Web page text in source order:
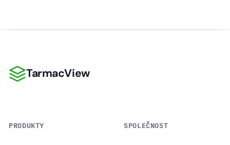
TarmacView
TarmacView
PRODUKTY SPOLEČNOST